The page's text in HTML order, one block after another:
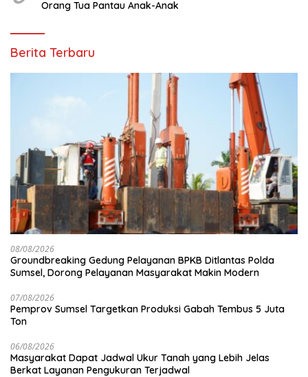
Orang Tua Pantau Anak-Anak
Berita Terbaru
08/08/2026
Groundbreaking Gedung Pelayanan BPKB Ditlantas Polda
Sumsel, Dorong Pelayanan Masyarakat Makin Modern
07/08/2026
Pemprov Sumsel Targetkan Produksi Gabah Tembus 5 Juta
Ton
06/08/2026
Masyarakat Dapat Jadwal Ukur Tanah yang Lebih Jelas
Berkat Layanan Pengukuran Terjadwal